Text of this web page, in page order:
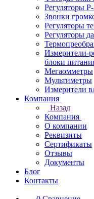
Регуляторы
Звонки
Регуляторы
Регуляторы
Измерители-
блоки
Мегаомметры
Мультиметры
Измерители
Компания
Назад
Компания
О компании
Реквизиты
Сертификаты
Отзывы
Документы
Блог
Контакты